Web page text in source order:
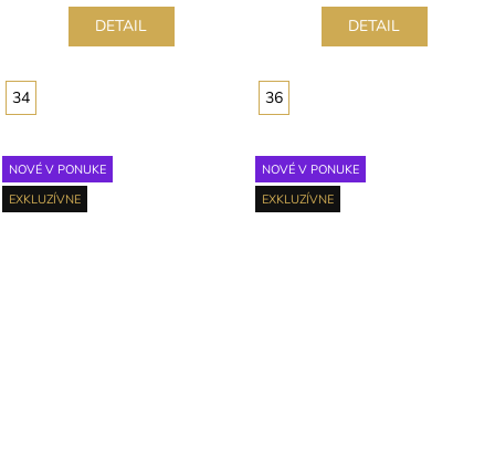
DETAIL
34
DETAIL
36
NOVÉ V PONUKE
EXKLUZÍVNE
NOVÉ V PONUKE
EXKLUZÍVNE